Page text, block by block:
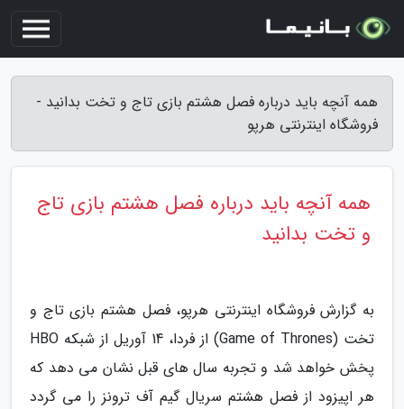
همه آنچه باید درباره فصل هشتم بازی تاج و تخت بدانید -
فروشگاه اینترنتی هرپو
همه آنچه باید درباره فصل هشتم بازی تاج
و تخت بدانید
به گزارش فروشگاه اینترنتی هرپو، فصل هشتم بازی تاج و
تخت (Game of Thrones) از فردا، 14 آوریل از شبکه HBO
پخش خواهد شد و تجربه سال های قبل نشان می دهد که
هر اپیزود از فصل هشتم سریال گیم آف ترونز را می گردد